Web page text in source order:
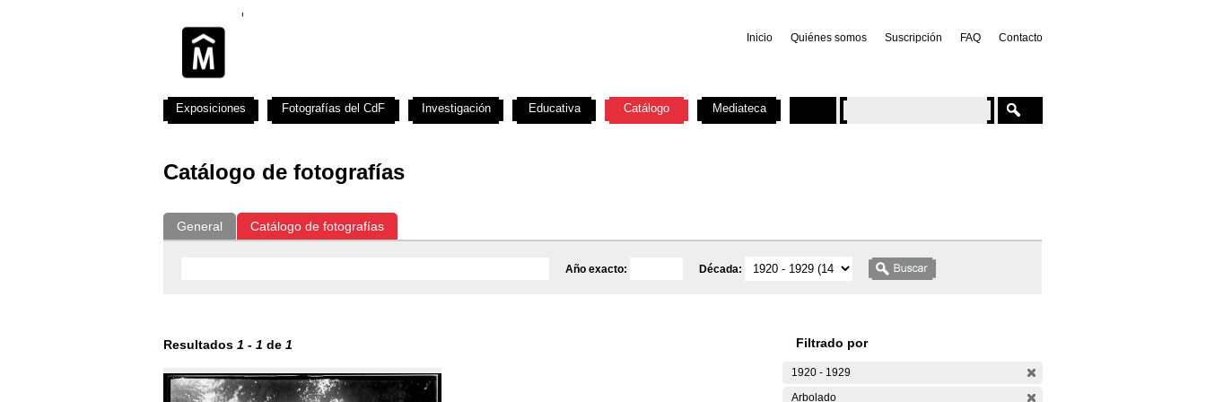
Inicio Quiénes somos Suscripción FAQ Contacto
Catálogo de fotografías
General Catálogo de fotografías
Año exacto: Década:
Resultados 1 - 1 de 1 Filtrado por
1920 - 1929
Arbolado
Exposiciones Fotografías del CdF Investigación Educativa Catálogo Mediateca